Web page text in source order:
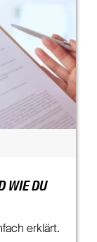
WIE DU
erklärt.